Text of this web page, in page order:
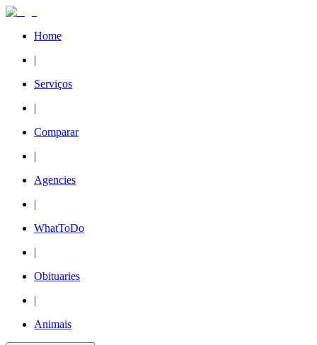
Home
|
Serviços
|
Comparar
|
Agencies
|
WhatToDo
|
Obituaries
|
Animais